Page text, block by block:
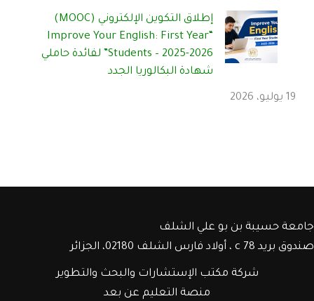
إطلاق التكوين الإلكتروني (MOOC)
“Improve Your English: First Year
Students – 2025-2026” لفائدة حاملي
شهادة البكالوريا الجدد
19 يوليو، 2026
جامعة حسيبة بن بو علي الشلف
صندوق بريد c 78 ، أولاد فارس الشلف 02180، الجزائر
شركة مكتب الإستشارات والبحث والتطوير
منصة التعليم عن بعد